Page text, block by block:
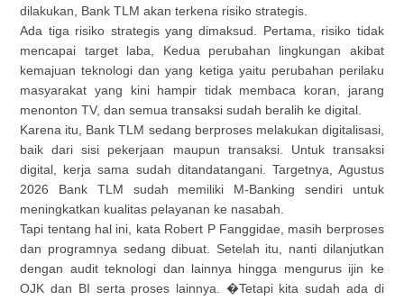
dilakukan, Bank TLM akan terkena risiko strategis.
Ada tiga risiko strategis yang dimaksud. Pertama, risiko tidak
mencapai target laba, Kedua perubahan lingkungan akibat
kemajuan teknologi dan yang ketiga yaitu perubahan perilaku
masyarakat yang kini hampir tidak membaca koran, jarang
menonton TV, dan semua transaksi sudah beralih ke digital.
Karena itu, Bank TLM sedang berproses melakukan digitalisasi,
baik dari sisi pekerjaan maupun transaksi. Untuk transaksi
digital, kerja sama sudah ditandatangani. Targetnya, Agustus
2026 Bank TLM sudah memiliki M-Banking sendiri untuk
meningkatkan kualitas pelayanan ke nasabah.
Tapi tentang hal ini, kata Robert P Fanggidae, masih berproses
dan programnya sedang dibuat. Setelah itu, nanti dilanjutkan
dengan audit teknologi dan lainnya hingga mengurus ijin ke
OJK dan BI serta proses lainnya. �Tetapi kita sudah ada di